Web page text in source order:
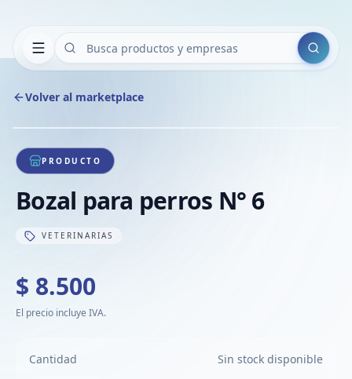
Buscar
Volver al marketplace
1/1
PRODUCTO
Bozal para perros N° 6
VETERINARIAS
$ 8.500
El precio incluye IVA.
Cantidad Sin stock disponible